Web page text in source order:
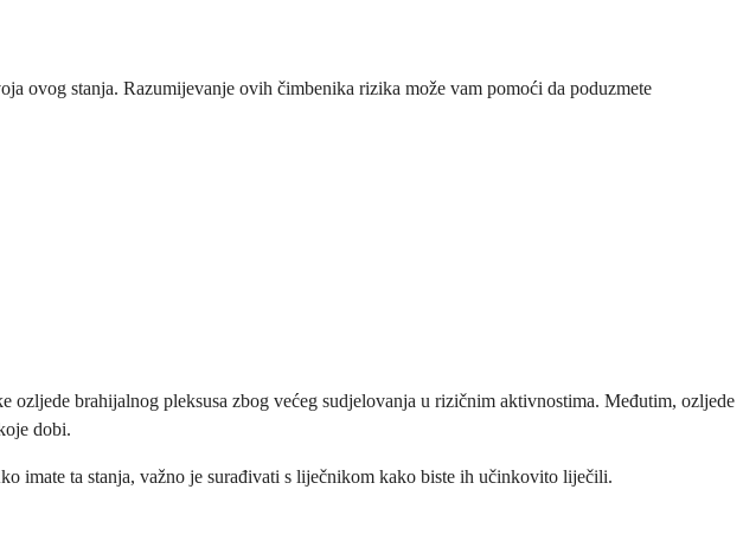
ovog stanja. Razumijevanje ovih čimbenika rizika može vam pomoći da poduzmete
brahijalnog pleksusa zbog većeg sudjelovanja u rizičnim aktivnostima. Međutim, ozljede
dobi.
imate ta stanja, važno je surađivati s liječnikom kako biste ih učinkovito liječili.